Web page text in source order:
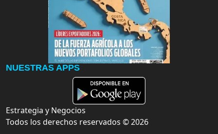
NUESTRAS APPS
Estrategia y Negocios
Todos los derechos reservados ©2026